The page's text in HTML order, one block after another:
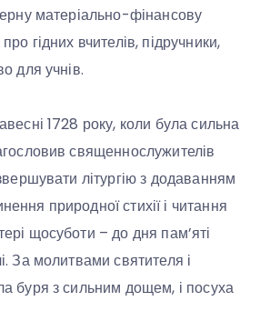
матеріально-фінансову
гідних вчителів, підручники,
для учнів.
1728 року, коли була сильна
священнослужителів
літургію з додаванням
природної стихії і читання
щосуботи – до дня пам’яті
За молитвами святителя і
буря з сильним дощем, і посуха